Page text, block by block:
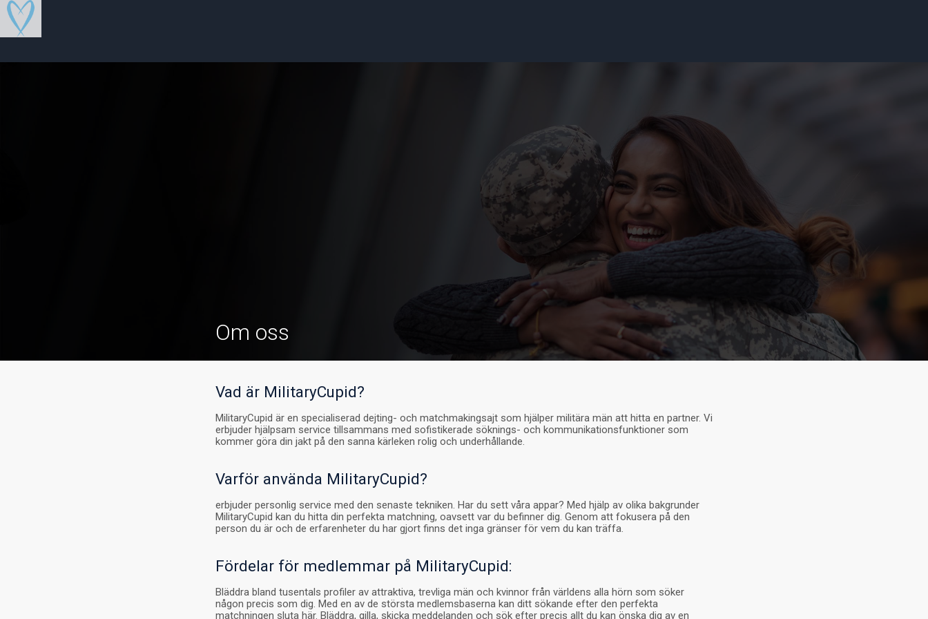
Om oss
Vad är MilitaryCupid?
MilitaryCupid är en specialiserad dejting- och matchmakingsajt som hjälper militära män att hitta en partner. Vi
erbjuder hjälpsam service tillsammans med sofistikerade söknings- och kommunikationsfunktioner som
kommer göra din jakt på den sanna kärleken rolig och underhållande.
Varför använda MilitaryCupid?
erbjuder personlig service med den senaste tekniken. Har du sett våra appar? Med hjälp av olika bakgrunder
MilitaryCupid kan du hitta din perfekta matchning, oavsett var du befinner dig. Genom att fokusera på den
person du är och de erfarenheter du har gjort finns det inga gränser för vem du kan träffa.
Fördelar för medlemmar på MilitaryCupid:
Bläddra bland tusentals profiler av attraktiva, trevliga män och kvinnor från världens alla hörn som söker
någon precis som dig. Med en av de största medlemsbaserna kan ditt sökande efter den perfekta
matchningen sluta här. Bläddra, gilla, skicka meddelanden och sök efter precis allt du kan önska dig av en